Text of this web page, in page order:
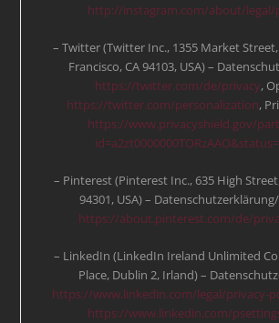
http://instagram.com/about/legal/
– Twitter (Twitter Inc., 1355 Market Street,
Francisco, CA 94103, USA) –
https://twitter.com/de/privacy,
https://twitter.com/personalization,
https://www.privacyshield.gov/
– Pinterest (Pinterest Inc., 635 High
94301, USA) –
https://about.pinterest.com/de/
– LinkedIn (LinkedIn Ireland Unlimited
Place, Dublin 2, Irland) –
https://www.linkedin.com/legal/privacy-
https://www.linkedin.com/